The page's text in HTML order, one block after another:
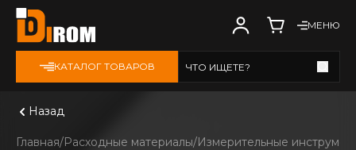
МЕНЮ
КАТАЛОГ ТОВАРОВ ЧТО ИЩЕТЕ?
Назад
Главная Расходные материалы Измерительные